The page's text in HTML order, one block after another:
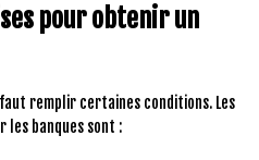
pour obtenir un
remplir certaines conditions. Les
les banques sont :